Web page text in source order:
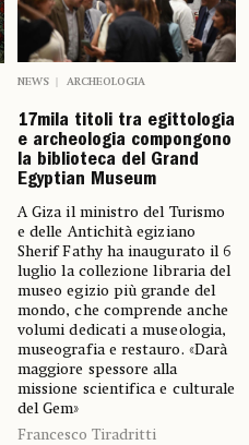
NEWS ARCHEOLOGIA
17mila titoli tra egittologia
e archeologia compongono
la biblioteca del Grand
Egyptian Museum
A Giza il ministro del Turismo
e delle Antichità egiziano
Sherif Fathy ha inaugurato il 6
luglio la collezione libraria del
museo egizio più grande del
mondo, che comprende anche
volumi dedicati a museologia,
museografia e restauro. «Darà
maggiore spessore alla
missione scientifica e culturale
del Gem»
Francesco Tiradritti